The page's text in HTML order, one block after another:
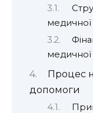
Процес
допомоги